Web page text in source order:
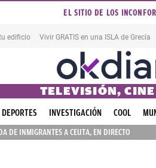
EL SITIO DE LOS
edificio Vivir GRATIS en una ISLA de Grecia
TELEVISIÓN,
DEPORTES INVESTIGACIÓN COOL
DE INMIGRANTES A CEUTA, EN DIRECTO